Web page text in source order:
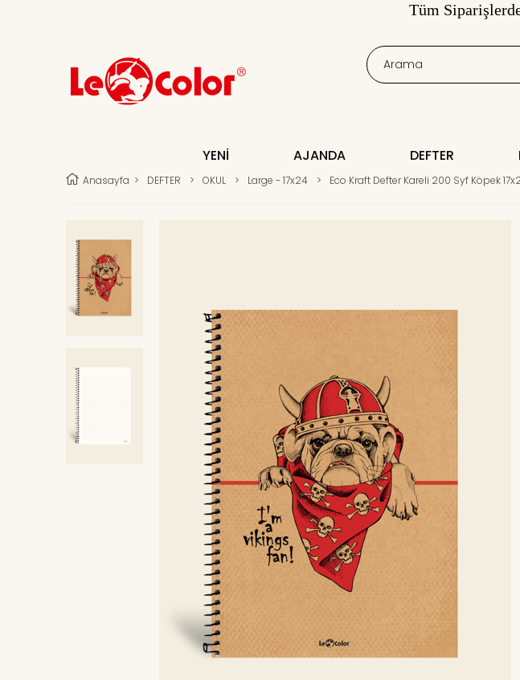
Tüm
YENİ AJANDA DEFTER
Anasayfa > DEFTER > OKUL > Large - 17x24 > Eco Kraft Defter Kareli 200 Syf Köpek